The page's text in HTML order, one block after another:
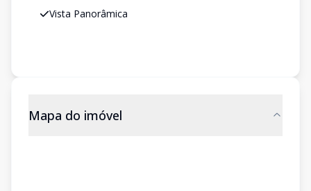
Vista Panorâmica
Mapa do imóvel